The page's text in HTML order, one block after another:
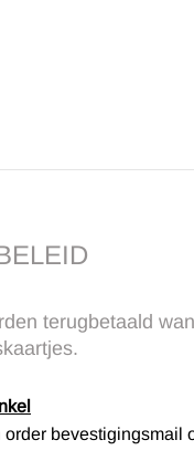
terugbetaald
bevestigingsmail